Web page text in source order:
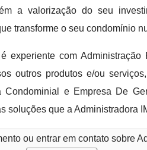
a valorização do seu
transforme o seu condomínio
experiente com
outros produtos e/ou
Condominial e Empresa De
soluções que a Administradora
ou entrar em contato sobre